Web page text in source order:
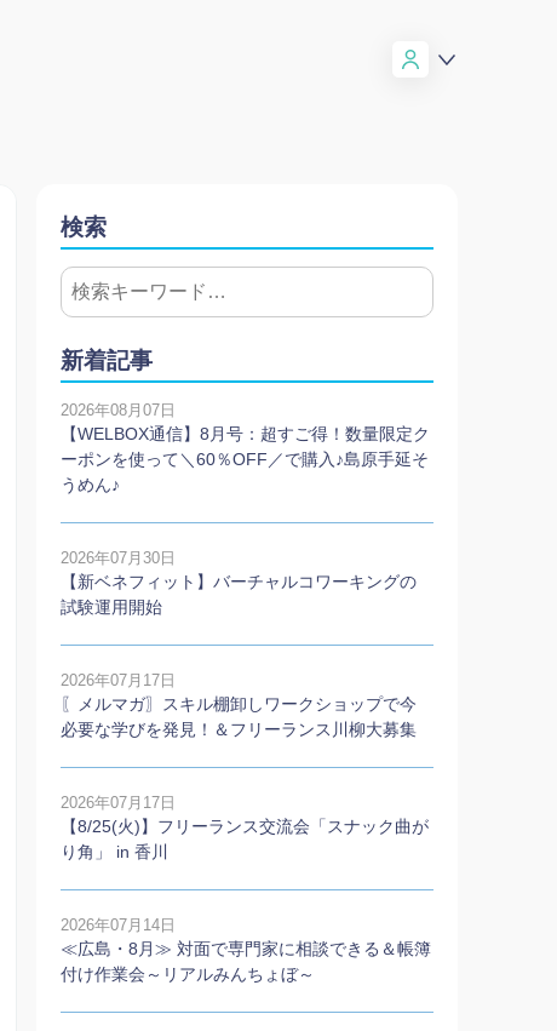
検索
新着記事
2026年08月07日
【WELBOX通信】8月号：超すご得！数量限定ク
ーポンを使って＼60％OFF／で購入♪島原手延そ
うめん♪
2026年07月30日
【新ベネフィット】バーチャルコワーキングの
試験運用開始
2026年07月17日
〖メルマガ〗スキル棚卸しワークショップで今
必要な学びを発見！＆フリーランス川柳大募集
2026年07月17日
【8/25(火)】フリーランス交流会「スナック曲が
り角」 in 香川
2026年07月14日
≪広島・8月≫ 対面で専門家に相談できる＆帳簿
付け作業会～リアルみんちょぼ～